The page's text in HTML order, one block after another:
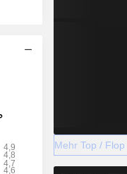
Mehr Top / Flop